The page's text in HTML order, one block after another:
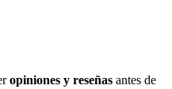
opiniones y reseñas antes de